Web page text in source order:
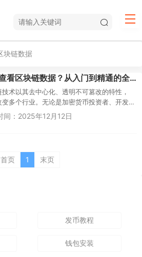
块链数据
如何查看区块链数据？从入门到精通的全方位指南
技术以其去中心化、透明不可篡改的特性，
变多个行业。无论是加密货币投资者、开发
是普通技术爱好者，学会查看和分析区块链
间：2025年12月12日
首页 1 末页
发币教程
钱包安装